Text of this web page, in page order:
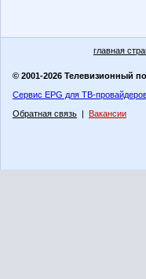
главная
© 2001-2026 Телевизионный
Сервис EPG для ТВ-
Обратная связь | Вакансии